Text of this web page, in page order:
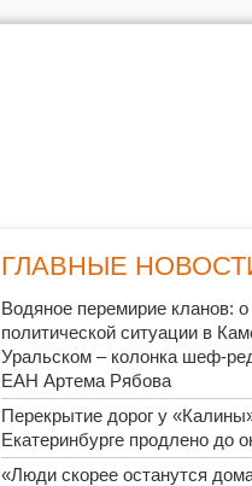
ГЛАВНЫЕ
Водяное перемирие кланов: о
политической ситуации в
Уральском – колонка шеф-
ЕАН Артема Рябова
Перекрытие дорог у
Екатеринбурге продлено до
«Люди скорее останутся